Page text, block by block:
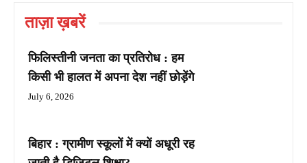
ताज़ा ख़बरें
फिलिस्तीनी जनता का प्रतिरोध : हम
किसी भी हालत में अपना देश नहीं छोड़ेंगे
July 6, 2026
बिहार : ग्रामीण स्कूलों में क्यों अधूरी रह